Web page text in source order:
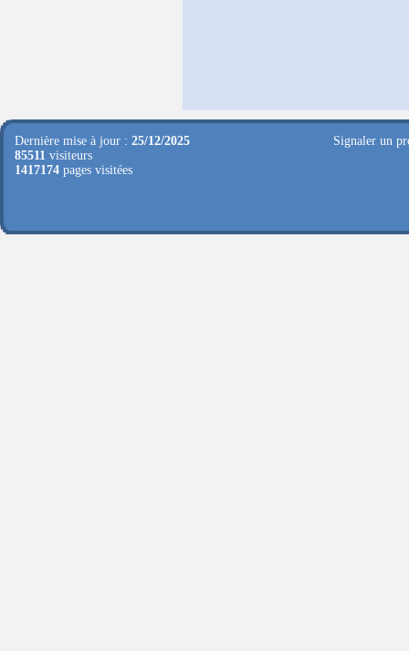
Dernière mise à jour : 25/12/2025
85511 visiteurs
1417174 pages visitées
Signaler un